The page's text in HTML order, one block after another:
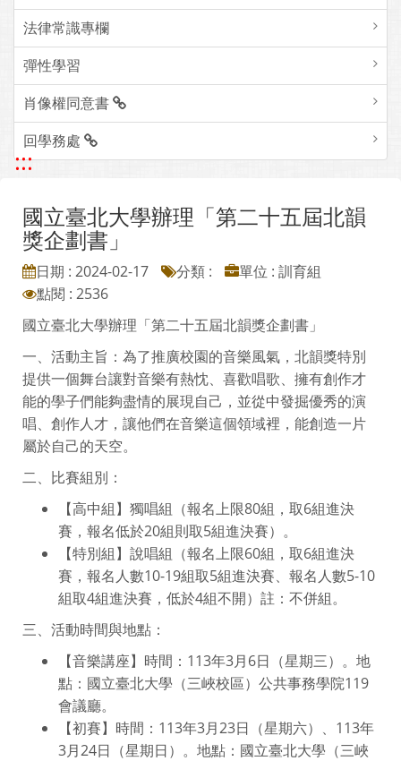
法律常識專欄
彈性學習
肖像權同意書
回學務處
:::
國立臺北大學辦理「第二十五屆北韻
獎企劃書」
日期 : 2024-02-17 分類 :
單位 : 訓育組
點閱 : 2536
國立臺北大學辦理「第二十五屆北韻獎企劃書」
一、活動主旨：為了推廣校園的音樂風氣，北韻獎特別
提供一個舞台讓對音樂有熱忱、喜歡唱歌、擁有創作才
能的學子們能夠盡情的展現自己，並從中發掘優秀的演
唱、創作人才，讓他們在音樂這個領域裡，能創造一片
屬於自己的天空。
二、比賽組別：
【高中組】獨唱組（報名上限80組，取6組進決
賽，報名低於20組則取5組進決賽）。
【特別組】說唱組（報名上限60組，取6組進決
賽，報名人數10-19組取5組進決賽、報名人數5-10
組取4組進決賽，低於4組不開）註：不併組。
三、活動時間與地點：
【音樂講座】時間：113年3月6日（星期三）。地
點：國立臺北大學（三峽校區）公共事務學院119
會議廳。
【初賽】時間：113年3月23日（星期六）、113年
3月24日（星期日）。地點：國立臺北大學（三峽